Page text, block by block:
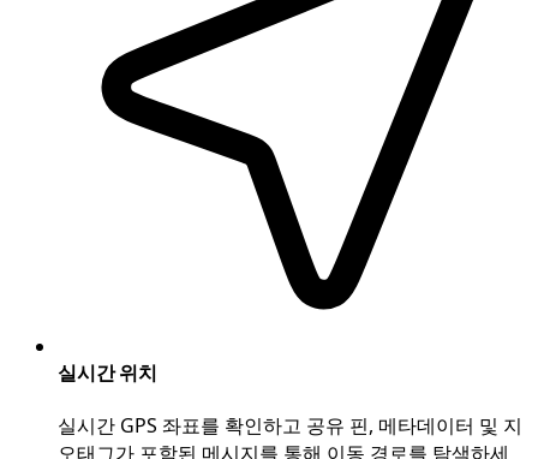
실시간 위치
실시간 GPS 좌표를 확인하고 공유 핀, 메타데이터 및 지
오태그가 포함된 메시지를 통해 이동 경로를 탐색하세